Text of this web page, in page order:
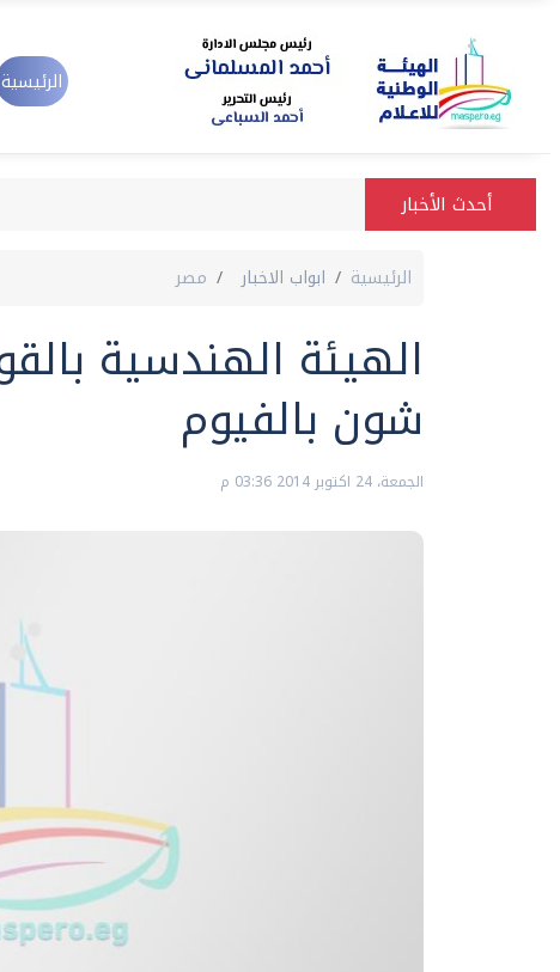
الرئيسية
أحدث الأخبار
الرئيسية ابواب الاخبار مصر
شون بالفيوم
الجمعة، 24 اكتوبر 2014 03:36 م